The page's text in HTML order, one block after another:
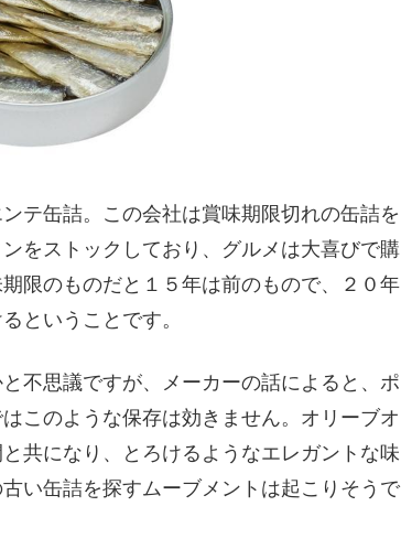
テ缶詰。この会社は賞味期限切れの缶詰を
をストックしており、グルメは大喜びで購
限のものだと１５年は前のもので、２０年
ということです。
不思議ですが、メーカーの話によると、ポ
このような保存は効きません。オリーブオ
共になり、とろけるようなエレガントな味
い缶詰を探すムーブメントは起こりそうで